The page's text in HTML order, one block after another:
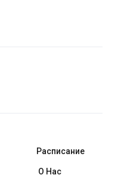
Расписание
О Нас